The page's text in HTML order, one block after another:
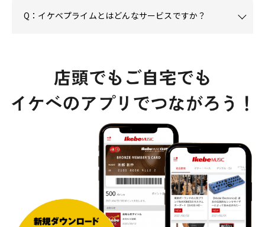
Q：イケベプライムとはどんなサービスですか？